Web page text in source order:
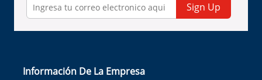
Sign Up
Información De La Empresa